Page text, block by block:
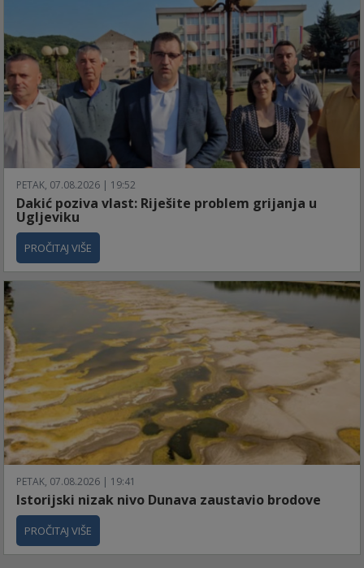
PETAK, 07.08.2026 | 19:52
Dakić poziva vlast: Riješite problem grijanja u
Ugljeviku
PROČITAJ VIŠE
PETAK, 07.08.2026 | 19:41
Istorijski nizak nivo Dunava zaustavio brodove
PROČITAJ VIŠE